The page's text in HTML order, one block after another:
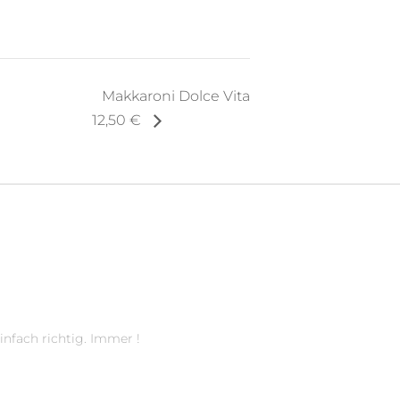
Makkaroni Dolce Vita
12,50 €
richtig. Immer !